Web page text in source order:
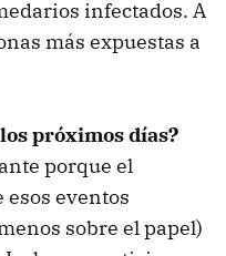
infectados. A
más expuestas a
próximos días?
porque el
esos eventos
sobre el papel)